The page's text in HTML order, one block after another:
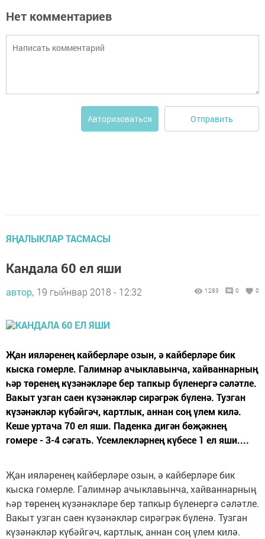
Нет комментариев
Авторизоваться Отправить
ЯҢАЛЫКЛАР ТАСМАСЫ
Кандала 60 ел яши
автор, 19 гыйнвар 2018 - 12:32 1283 0 0
Җан ияләренең кайберләре озын, ә кайберләре бик
кыска гомерле. Галимнәр ачыклавынча, хайваннарның
һәр төренең күзәнәкләре бер тапкыр бүленергә сәләтле.
Вакыт узган саен күзәнәкләр сирәгрәк бүленә. Тузган
күзәнәкләр күбәйгәч, картлык, аннан соң үлем килә.
Кеше уртача 70 ел яши. Паденка дигән бөҗәкнең
гомере - 3-4 сәгать. Үсемлекләрнең күбесе 1 ел яши....
Җан ияләренең кайберләре озын, ә кайберләре бик
кыска гомерле. Галимнәр ачыклавынча, хайваннарның
һәр төренең күзәнәкләре бер тапкыр бүленергә сәләтле.
Вакыт узган саен күзәнәкләр сирәгрәк бүленә. Тузган
күзәнәкләр күбәйгәч, картлык, аннан соң үлем килә.